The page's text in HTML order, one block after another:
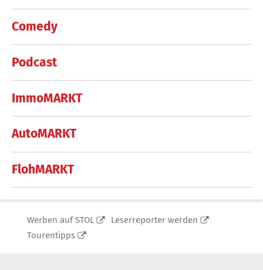
Comedy
Podcast
ImmoMARKT
AutoMARKT
FlohMARKT
Werben auf STOL
Leserreporter werden
Tourentipps